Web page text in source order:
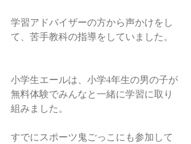
学習アドバイザーの方から声かけをし
て、苦手教科の指導をしていました。
小学生エールは、小学4年生の男の子が
無料体験でみんなと一緒に学習に取り
組みました。
すでにスポーツ鬼ごっこにも参加して